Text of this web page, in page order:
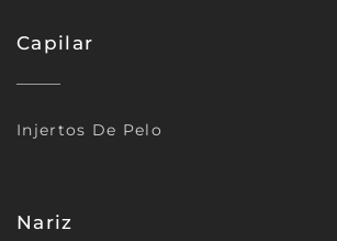
Capilar
Injertos De Pelo
Nariz